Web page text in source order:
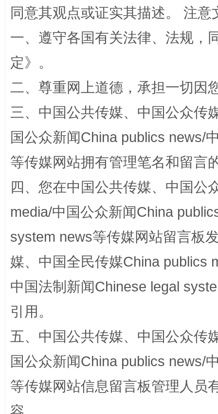
阿坝州三大球赛在茂县开幕 规模
国家大学科技园优化重塑工作
同意其观点或证实其描述。 注
一、遵守各国有关法律、法规，
定》。
二、尊重网上道德，承担一切因
三、中国公共传媒、中国公众传
国公众新闻China publics news/
等传媒网站拥有管理笔名和留言
四、您在中国公共传媒、中国公
media/中国公众新闻China
system news等传媒网站留言板
媒、中国全民传媒China publics
中国法制新闻Chinese legal
引用。
五、中国公共传媒、中国公众传
国公众新闻China publics news/
等传媒网站信息留言板管理人员